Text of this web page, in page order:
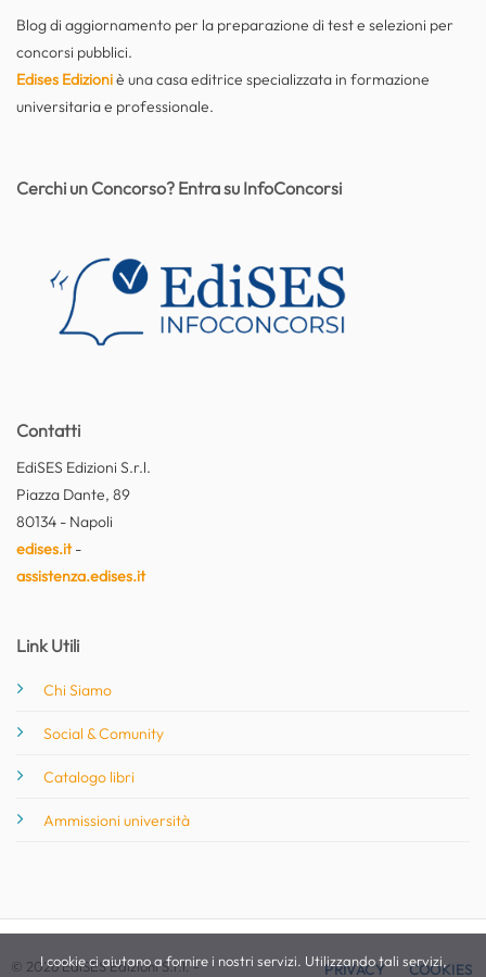
Blog di aggiornamento per la preparazione di test e selezioni per
concorsi pubblici.
Edises Edizioniè una casa editrice specializzata in formazione
universitaria e professionale.
Contatti
EdiSES Edizioni S.r.l.
Piazza Dante, 89
80134 - Napoli
edises.it-
assistenza.edises.it
Link Utili
Chi Siamo
Social & Comunity
Catalogo libri
Ammissioni università
Cerchi un Concorso? Entra su InfoConcorsi
© 2026 EdiSES Edizioni S.r.l. - PRIVACY COOKIES
I cookie ci aiutano a fornire i nostri servizi. Utilizzando tali servizi,